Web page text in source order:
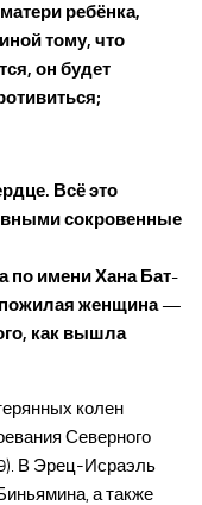
ребёнка,
тому, что
он будет
Всё это
сокровенные
по имени Хана Бат-
пожилая женщина —
как вышла
колен
Северного
В Эрец-Исраэль
а также